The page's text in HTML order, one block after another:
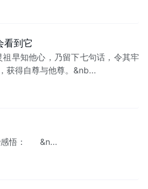
看到它
知他心，乃留下七句话，令其牢
获得自尊与他尊。&nb...
感悟： &n...